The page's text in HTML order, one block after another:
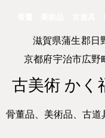
古美術 かく
京都府宇治市広野
滋賀県蒲生郡日
骨董品、美術品、古道